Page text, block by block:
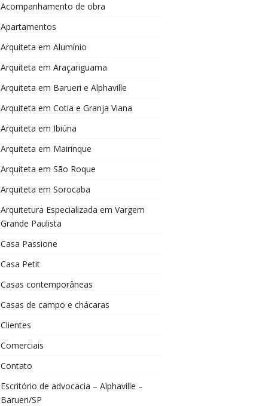
Acompanhamento de obra
Apartamentos
Arquiteta em Alumínio
Arquiteta em Araçariguama
Arquiteta em Barueri e Alphaville
Arquiteta em Cotia e Granja Viana
Arquiteta em Ibiúna
Arquiteta em Mairinque
Arquiteta em São Roque
Arquiteta em Sorocaba
Arquitetura Especializada em Vargem
Grande Paulista
Casa Passione
Casa Petit
Casas contemporâneas
Casas de campo e chácaras
Clientes
Comerciais
Contato
Escritório de advocacia – Alphaville –
Barueri/SP